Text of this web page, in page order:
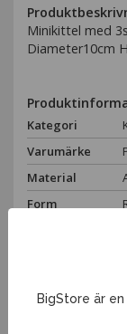
Minikittel med
Diameter10cm
Kategori
Varumärke
Material
Form
BigStore är